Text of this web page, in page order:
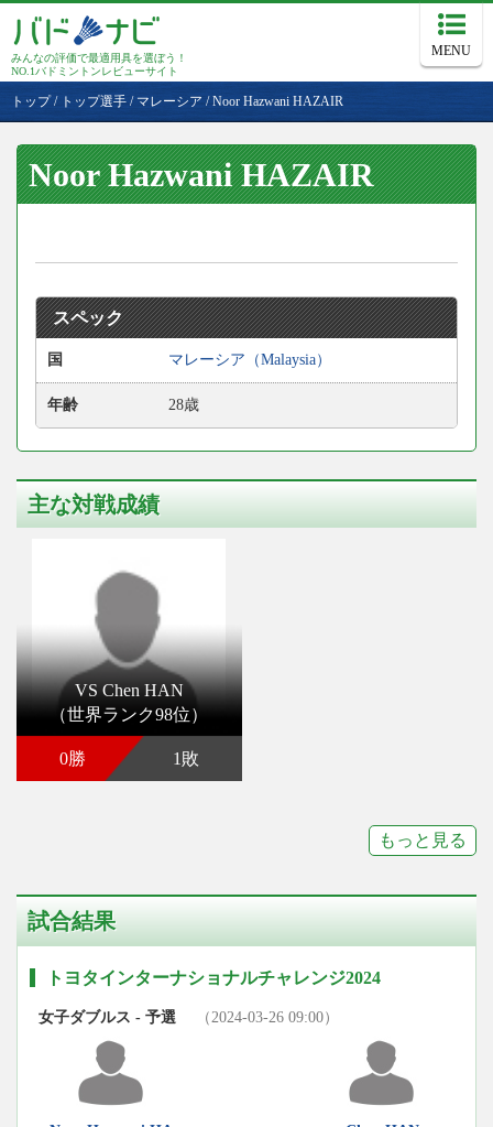
みんなの評価で最適用具を選ぼう！
NO.1バドミントンレビューサイト
MENU
トップ/ トップ選手 / マレーシア /Noor Hazwani HAZAIR
Noor Hazwani HAZAIR
スペック
国 マレーシア（Malaysia）
年齢 28歳
主な対戦成績
VS Chen HAN
（世界ランク98位）
0勝 1敗
もっと見る
試合結果
トヨタインターナショナルチャレンジ2024
女子ダブルス - 予選 （2024-03-26 09:00）